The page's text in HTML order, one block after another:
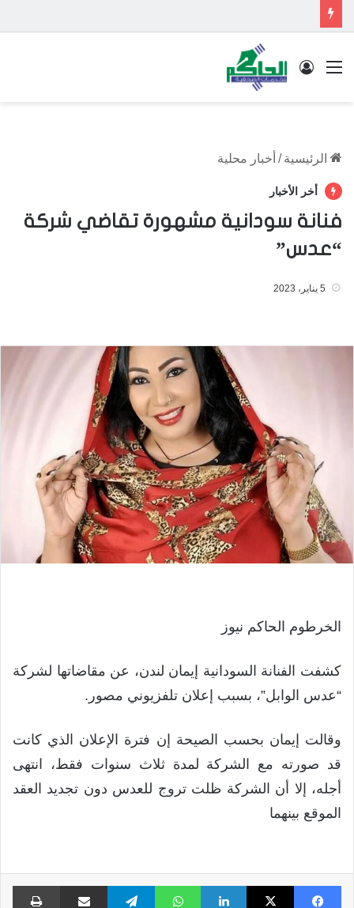
القائمة تسجيل الدخول
الرئيسية / أخبار محلية
أخر الأخبار
فنانة سودانية مشهورة تقاضي شركة
“عدس”
5 يناير، 2023
الخرطوم الحاكم نيوز
كشفت الفنانة السودانية إيمان لندن، عن مقاضاتها لشركة
“عدس الوابل”، بسبب إعلان تلفزيوني مصور.
وقالت إيمان بحسب الصيحة إن فترة الإعلان الذي كانت
قد صورته مع الشركة لمدة ثلاث سنوات فقط، انتهى
أجله، إلا أن الشركة ظلت تروج للعدس دون تجديد العقد
الموقع بينهما
فيسبوك X لينكدإن واتساب تيلقرام مشاركة عبر البريد